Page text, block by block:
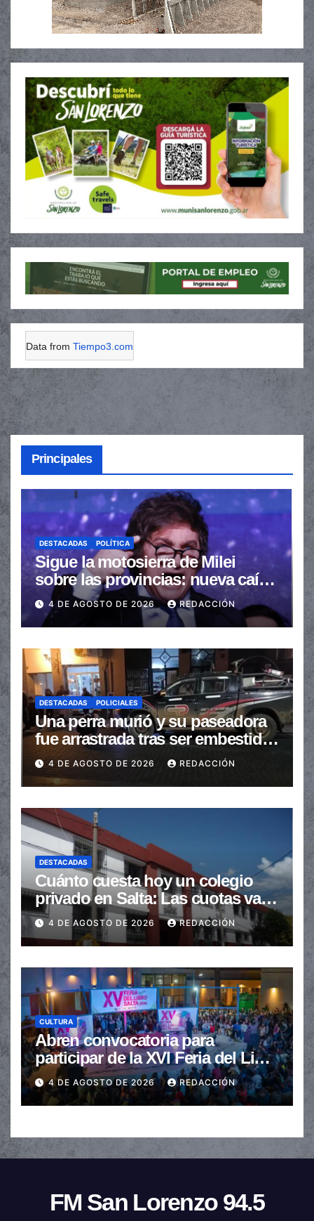
Data from Tiempo3.com
Principales
DESTACADAS POLÍTICA
Sigue la motosierra de Milei
sobre las provincias: nueva caída
de las transferencias no
automáticas
4 DE AGOSTO DE 2026 REDACCIÓN
DESTACADAS POLICIALES
Una perra murió y su paseadora
fue arrastrada tras ser embestidas
en la senda peatonal
4 DE AGOSTO DE 2026 REDACCIÓN
DESTACADAS
Cuánto cuesta hoy un colegio
privado en Salta: Las cuotas van
de $110.000 a más de $600.000
4 DE AGOSTO DE 2026 REDACCIÓN
CULTURA
Abren convocatoria para
participar de la XVI Feria del Libro
de Salta
4 DE AGOSTO DE 2026 REDACCIÓN
FM San Lorenzo 94.5